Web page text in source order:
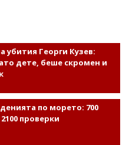
убития Георги Кузев:
дете, беше скромен и
по морето: 700
проверки